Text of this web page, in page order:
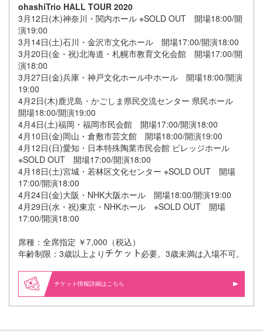
ohashiTrio HALL TOUR 2020
3月12日(木)神奈川・関内ホール ※SOLD OUT 開場18:00/開
演19:00
3月14日(土)石川・金沢市文化ホール 開場17:00/開演18:00
3月20日(金・祝)北海道・札幌市教育文化会館 開場17:00/開
演18:00
3月27日(金)兵庫・神戸文化ホール中ホール 開場18:00/開演
19:00
4月2日(木)鹿児島・かごしま県民交流センター 県民ホール
開場18:00/開演19:00
4月4日(土)福岡・福岡市民会館 開場17:00/開演18:00
4月10日(金)岡山・倉敷市芸文館 開場18:00/開演19:00
4月12日(日)愛知・日本特殊陶業市民会館 ビレッジホール
※SOLD OUT 開場17:00/開演18:00
4月18日(土)宮城・若林区文化センター ※SOLD OUT 開場
17:00/開演18:00
4月24日(金)大阪・NHK大阪ホール 開場18:00/開演19:00
4月29日(水・祝)東京・NHKホール ※SOLD OUT
開場
17:00/開演18:00
席種：全席指定 ￥7,000（税込）
年齢制限：3歳以上より
必要。3歳未満は入場不可。
情報詳細はこちら